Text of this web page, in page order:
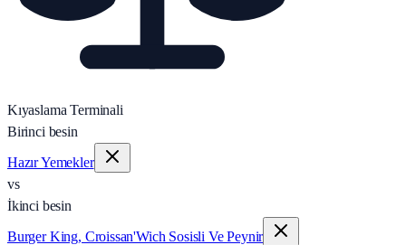
Kıyaslama Terminali
Birinci besin
Hazır Yemekler
vs
İkinci besin
Burger King, Croissan'Wich Sosisli Ve Peynir